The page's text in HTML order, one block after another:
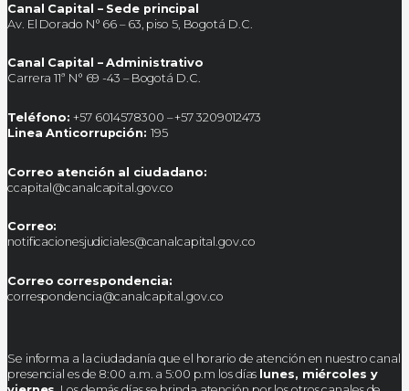
Canal Capital – Sede principal
Av. El Dorado N° 66 – 63, piso 5, Bogotá D.C.
Canal Capital – Administrativo
Carrera 11ª N° 69 -43 – Bogotá D.C.
Teléfono: +57 6014578300 – +57 3209012473
Linea Anticorrupción: 195
Correo atención al ciudadano:
ccapital@canalcapital.gov.co
Correo:
notificacionesjudiciales@canalcapital.gov.co
Correo correspondencia:
correspondencia@canalcapital.gov.co
Se informa a la ciudadanía que el horario de atención en nuestro canal
presencial es de 8:00 a.m. a 5:00 p.m los días lunes, miércoles y